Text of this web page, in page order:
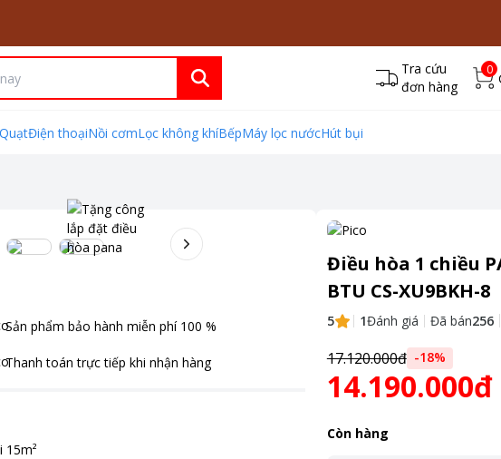
Tra cứu
đơn hàng
0
QuạtĐiện thoạiNồi cơmLọc không khíBếpMáy lọc nướcHút bụi
Sản phẩm bảo hành miễn phí 100 %
Thanh toán trực tiếp khi nhận hàng
15m²
Điều hòa 1 chiều
BTU CS-XU9BKH-8
5 1Đánh giá Đã bán256
17.120.000đ -18%
14.190.000đ
Còn hàng